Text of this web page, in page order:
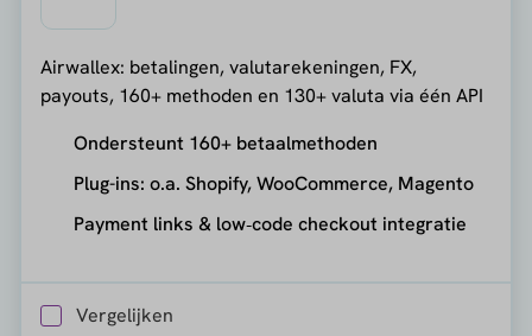
Airwallex: betalingen, valutarekeningen, FX,
payouts, 160+ methoden en 130+ valuta via één API
Ondersteunt 160+ betaalmethoden
Plug-ins: o.a. Shopify, WooCommerce, Magento
Payment links & low‑code checkout integratie
Vergelijken